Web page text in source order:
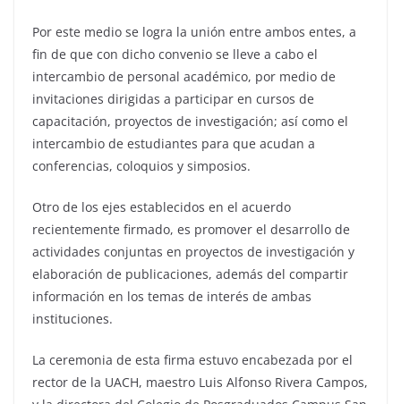
Por este medio se logra la unión entre ambos entes, a
fin de que con dicho convenio se lleve a cabo el
intercambio de personal académico, por medio de
invitaciones dirigidas a participar en cursos de
capacitación, proyectos de investigación; así como el
intercambio de estudiantes para que acudan a
conferencias, coloquios y simposios.
Otro de los ejes establecidos en el acuerdo
recientemente firmado, es promover el desarrollo de
actividades conjuntas en proyectos de investigación y
elaboración de publicaciones, además del compartir
información en los temas de interés de ambas
instituciones.
La ceremonia de esta firma estuvo encabezada por el
rector de la UACH, maestro Luis Alfonso Rivera Campos,